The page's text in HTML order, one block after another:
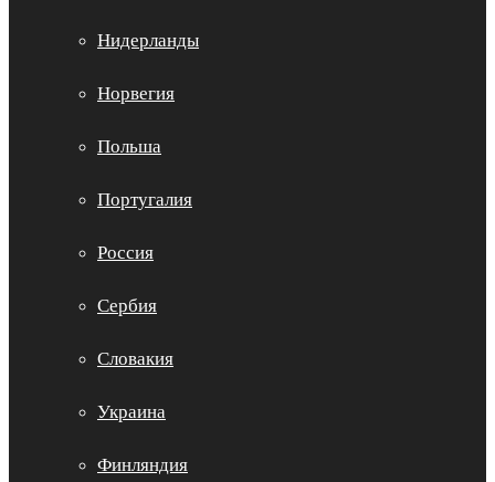
Нидерланды
Норвегия
Польша
Португалия
Россия
Сербия
Словакия
Украина
Финляндия